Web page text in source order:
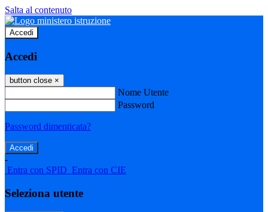
Salta al contenuto
Accedi
Accedi
button close ×
Nome Utente
Password
Password dimenticata?
-
Entra con SPID Entra con CIE
Seleziona utente